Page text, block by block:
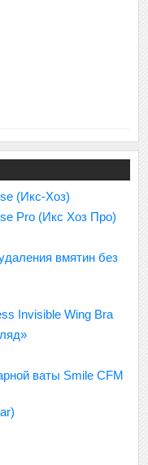
(Икс-Хоз)
Pro (Икс Хоз Про)
вмятин без
Invisible Wing Bra
ваты Smile CFM